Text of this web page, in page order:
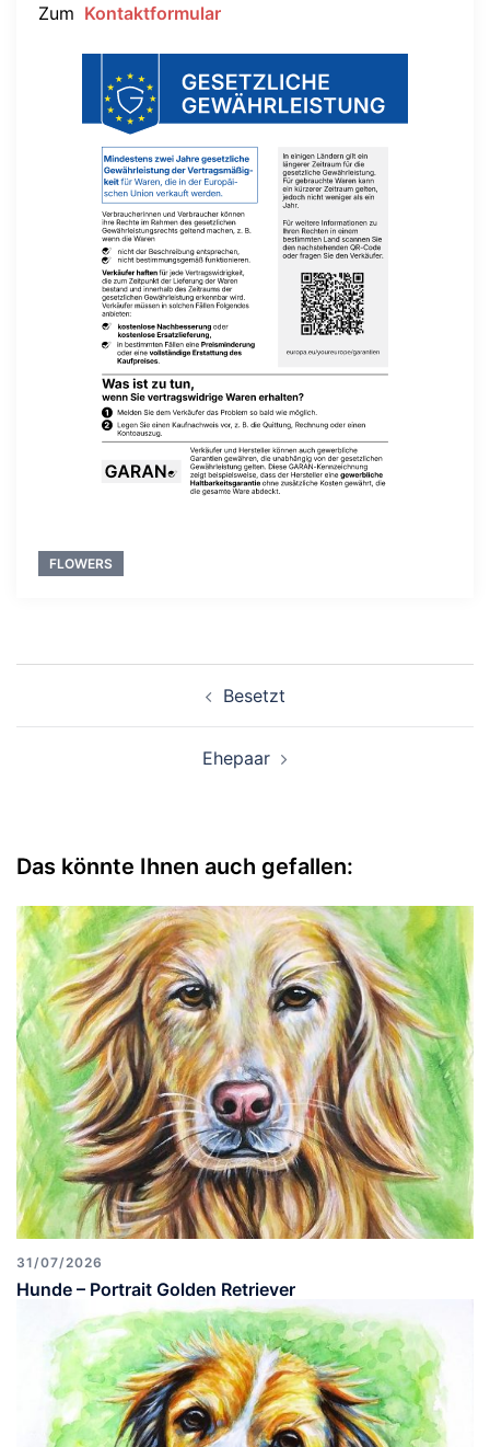
Zum Kontaktformular
FLOWERS
Besetzt
Ehepaar
Das könnte Ihnen auch gefallen:
31/07/2026
Hunde – Portrait Golden Retriever